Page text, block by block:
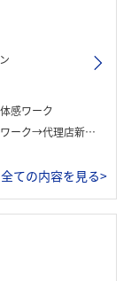
感ワーク
部の説明→査定業務の体験→発表→座談会
全ての内容を見る>